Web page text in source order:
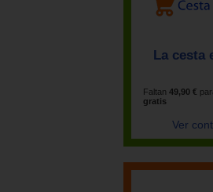
La cesta
Faltan 49,90 €
gratis
Ver